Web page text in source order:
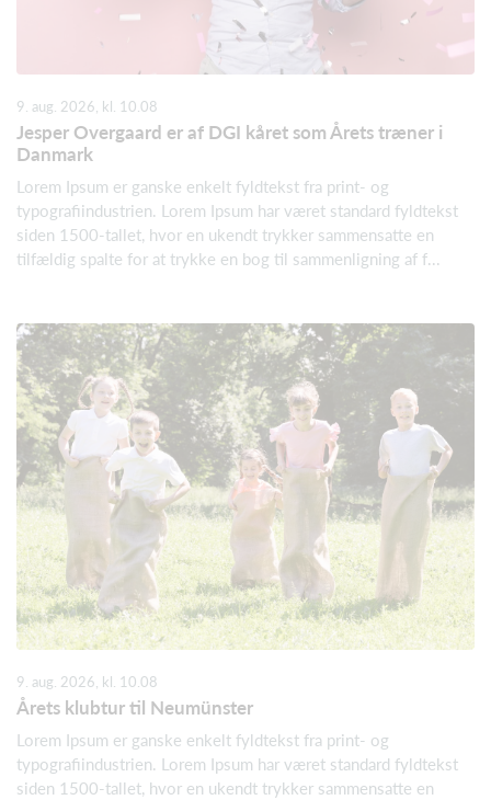
9. aug. 2026, kl. 10.08
Jesper Overgaard er af DGI kåret som Årets træner i
Danmark
Lorem Ipsum er ganske enkelt fyldtekst fra print- og
typografiindustrien. Lorem Ipsum har været standard fyldtekst
siden 1500-tallet, hvor en ukendt trykker sammensatte en
tilfældig spalte for at trykke en bog til sammenligning af f...
9. aug. 2026, kl. 10.08
Årets klubtur til Neumünster
Lorem Ipsum er ganske enkelt fyldtekst fra print- og
typografiindustrien. Lorem Ipsum har været standard fyldtekst
siden 1500-tallet, hvor en ukendt trykker sammensatte en